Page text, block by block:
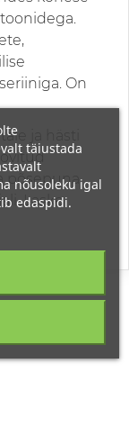
On
ja hästi
põsepuna
Laske
täiustada
nõusoleku igal
edaspidi.